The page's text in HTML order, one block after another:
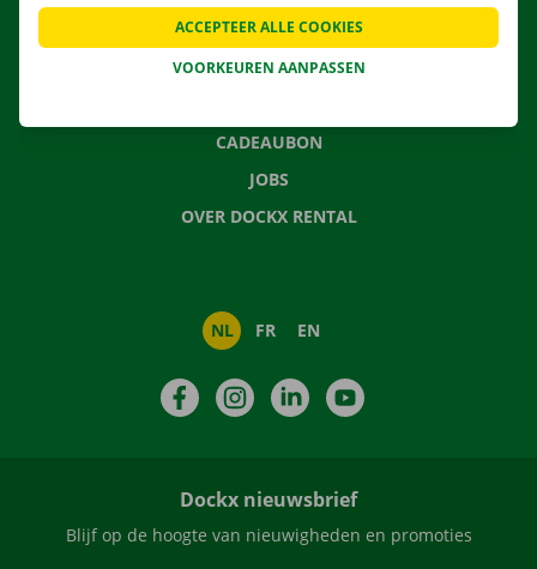
CONTACTEER ONS
VEELGESTELDE VRAGEN
CADEAUBON
JOBS
OVER DOCKX RENTAL
NL FR EN
FacebookInstagramLinkedIn
Dockx nieuwsbrief
Blijf op de hoogte van nieuwigheden en promoties
VOORKEUREN AANPASSEN
ACCEPTEER ALLE COOKIES